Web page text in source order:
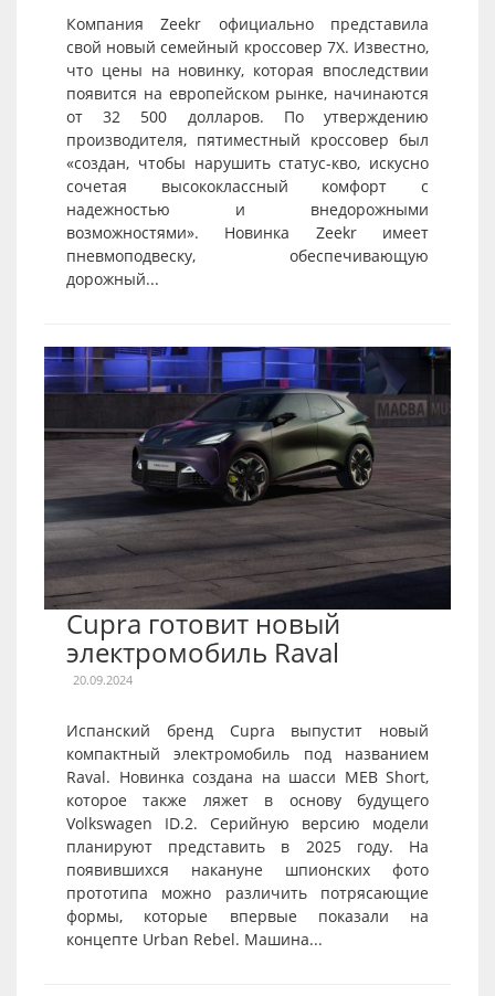
Компания Zeekr официально представила
свой новый семейный кроссовер 7X. Известно,
что цены на новинку, которая впоследствии
появится на европейском рынке, начинаются
от 32 500 долларов. По утверждению
производителя, пятиместный кроссовер был
«создан, чтобы нарушить статус-кво, искусно
сочетая высококлассный комфорт с
надежностью и внедорожными
возможностями». Новинка Zeekr имеет
пневмоподвеску, обеспечивающую
дорожный...
Cupra готовит новый
электромобиль Raval
20.09.2024
Испанский бренд Cupra выпустит новый
компактный электромобиль под названием
Raval. Новинка создана на шасси MEB Short,
которое также ляжет в основу будущего
Volkswagen ID.2. Серийную версию модели
планируют представить в 2025 году. На
появившихся накануне шпионских фото
прототипа можно различить потрясающие
формы, которые впервые показали на
концепте Urban Rebel. Машина...